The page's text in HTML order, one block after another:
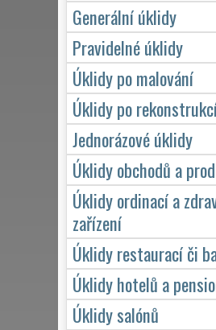
Generální úklidy
Pravidelné úklidy
Úklidy po malování
Úklidy po
Jednorázové úklidy
Úklidy obchodů a
Úklidy ordinací a
zařízení
Úklidy restaurací či
Úklidy hotelů a
Úklidy salónů